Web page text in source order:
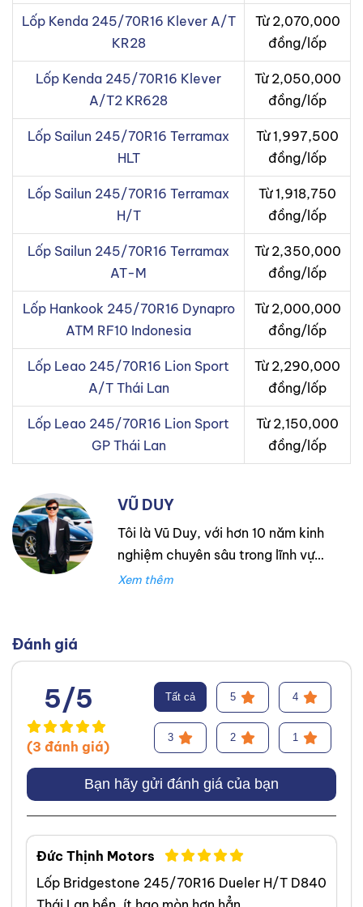
Lốp Kenda 245/70R16 Klever A/T
KR28
Từ 2,070,000
đồng/lốp
Lốp Kenda 245/70R16 Klever
A/T2 KR628
Từ 2,050,000
đồng/lốp
Lốp Sailun 245/70R16 Terramax
HLT
Từ 1,997,500
đồng/lốp
Lốp Sailun 245/70R16 Terramax
H/T
Từ 1,918,750
đồng/lốp
Lốp Sailun 245/70R16 Terramax
AT-M
Từ 2,350,000
đồng/lốp
Lốp Hankook 245/70R16 Dynapro
ATM RF10 Indonesia
Từ 2,000,000
đồng/lốp
Lốp Leao 245/70R16 Lion Sport
A/T Thái Lan
Từ 2,290,000
đồng/lốp
Lốp Leao 245/70R16 Lion Sport
GP Thái Lan
Từ 2,150,000
đồng/lốp
VŨ DUY
Tôi là Vũ Duy, với hơn 10 năm kinh
nghiệm chuyên sâu trong lĩnh vực
lốp xe. Trong suốt thời gian đó,
cân bằng lốp hiệu suất cao.
Trước đó, tôi đã tích lũy kinh
nghiệm tại hãng Mercedes với vai
trò kỹ sư Công Nghệ Ô Tô. Tôi tự
hào đã tư vấn thành công cho
hơn 3000+ khách hàng, giúp họ
lựa chọn được loại lốp phù hợp,
từ đó cải thiện hiệu suất và an
toàn khi vận hành xe. Chuyên
môn của tôi tập trung vào việc
phân tích và giải thích các yếu tố
Đánh giá
5/5
(3 đánh giá)
Tất cả 5 4
3 2 1
Bạn hãy gửi đánh giá của bạn
Đức Thịnh Motors
Lốp Bridgestone 245/70R16 Dueler H/T D840